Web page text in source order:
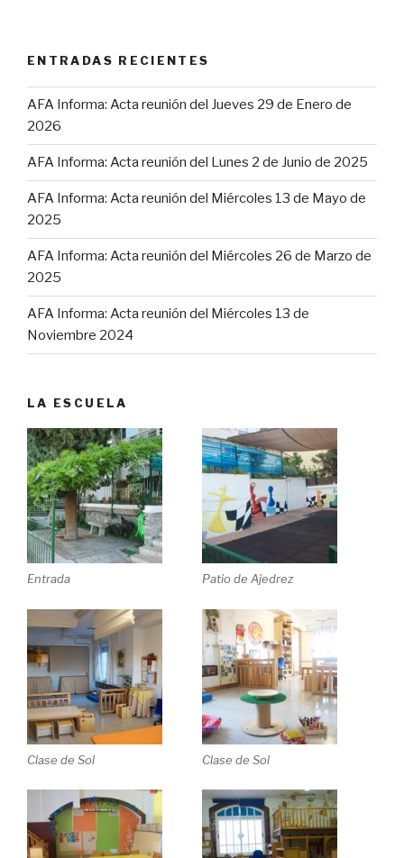
ENTRADAS RECIENTES
AFA Informa: Acta reunión del Jueves 29 de Enero de
2026
AFA Informa: Acta reunión del Lunes 2 de Junio de 2025
AFA Informa: Acta reunión del Miércoles 13 de Mayo de
2025
AFA Informa: Acta reunión del Miércoles 26 de Marzo de
2025
AFA Informa: Acta reunión del Miércoles 13 de
Noviembre 2024
LA ESCUELA
Entrada Patio de Ajedrez
Clase de Sol Clase de Sol